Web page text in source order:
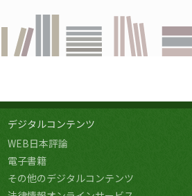
デジタルコンテンツ
WEB日本評論
電子書籍
その他のデジタルコンテンツ